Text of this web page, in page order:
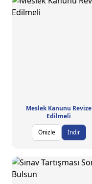
Meslek Kanunu Revize
Edilmeli
Önizle
İndir